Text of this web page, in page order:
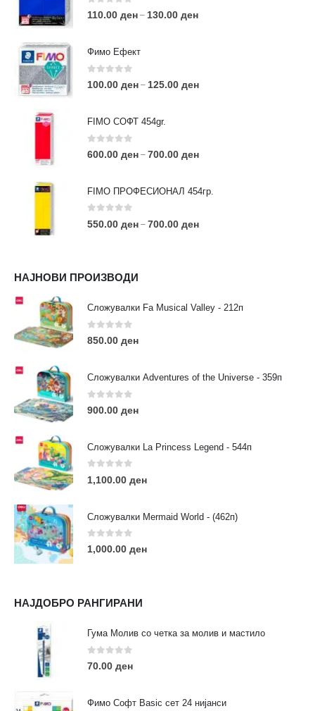
0out of 5
110.00 ден – 130.00 ден
Фимо Ефект
0 out of 5
100.00 ден – 125.00 ден
FIMO СОФТ 454gr.
0 out of 5
600.00 ден – 700.00 ден
FIMO ПРОФЕСИОНАЛ 454гр.
0out of 5
550.00 ден – 700.00 ден
НАЈНОВИ ПРОИЗВОДИ
Сложувалки Fa Musical Valley - 212п
0out of 5
850.00 ден
Сложувалки Adventures of the Universe - 359п
0 out of 5
900.00 ден
Сложувалки La Princess Legend - 544п
0 out of 5
1,100.00 ден
Сложувалки Mermaid World - (462п)
0 out of 5
1,000.00 ден
НАЈДОБРО РАНГИРАНИ
Гума Молив со четка за молив и мастило
0out of 5
70.00 ден
Фимо Софт Basic сет 24 нијанси
АДРЕСА:
ул. 3та Македонска Бригада бр.46
ТЕЛЕФОН:
0038977640534
contact@moehobi.mk
РАБОТНО ВРЕМЕ:
Пон - Саб / 09:00 - 21:00
ЛИНКОВИ
Услови за користење
Големопродажба
Кариера
За нас
Нашите локации
ПОПУЛАРНИ ТАГОВИ
eurodanvest FIMO Креативни Сетови
markers